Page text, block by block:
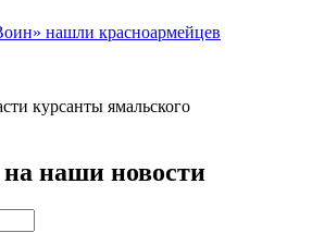
нашли красноармейцев
курсанты ямальского
наши новости